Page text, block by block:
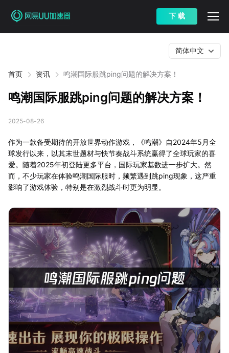
下 载
首页 资讯 鸣潮国际服跳ping问题的解决方案！
简体中文
鸣潮国际服跳ping问题的解决方案！
2025-08-26
作为一款备受期待的开放世界动作游戏，《鸣潮》自2024年5月全
球发行以来，以其末世题材与快节奏战斗系统赢得了全球玩家的喜
爱。随着2025年初登陆更多平台，国际玩家基数进一步扩大。然
而，不少玩家在体验鸣潮国际服时，频繁遇到跳ping现象，这严重
影响了游戏体验，特别是在激烈战斗时更为明显。